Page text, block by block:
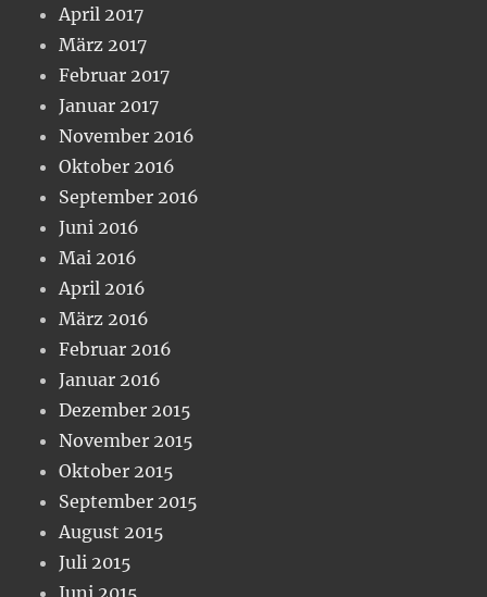
April 2017
März 2017
Februar 2017
Januar 2017
November 2016
Oktober 2016
September 2016
Juni 2016
Mai 2016
April 2016
März 2016
Februar 2016
Januar 2016
Dezember 2015
November 2015
Oktober 2015
September 2015
August 2015
Juli 2015